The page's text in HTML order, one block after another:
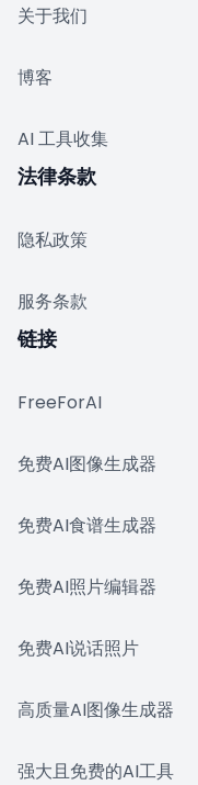
关于我们
博客
AI 工具收集
法律条款
隐私政策
服务条款
链接
FreeForAI
免费AI图像生成器
免费AI食谱生成器
免费AI照片编辑器
免费AI说话照片
高质量AI图像生成器
强大且免费的AI工具